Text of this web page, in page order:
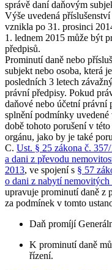
správě daní daňovým
Výše uvedená
vznikla po 31. prosinci
1. lednem 2015 může být
předpisů.
Prominutí daně nebo
subjekt nebo osoba, která
posledních 3 letech
právní předpisy. Pokud
daňové nebo účetní právní
splnění podmínky
době tohoto porušení v
orgánu, jako by je také
C. Ust. § 25 zákona č.
a dani z převodu
2013, ve spojení s § 57
o dani z nabytí
upravuje prominutí daně z
za podmínek v tomto
Daň promíjí
K prominutí daně
řízení.